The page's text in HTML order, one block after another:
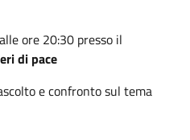
ore 20:30 presso il
di pace
e confronto sul tema